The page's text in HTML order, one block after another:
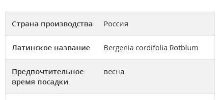
Страна производства Россия
Латинское название Bergenia cordifolia Rotblum
Предпочтительное
время посадки
весна